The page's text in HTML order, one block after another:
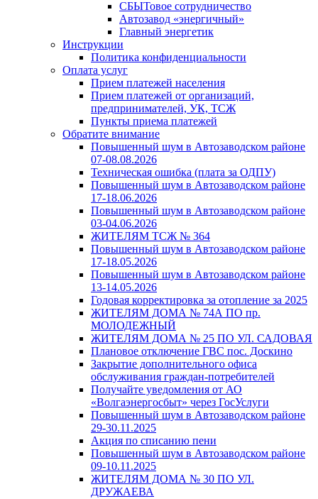
СБЫТовое сотрудничество
Автозавод «энергичный»
Главный энергетик
Инструкции
Политика конфиденциальности
Оплата услуг
Прием платежей населения
Прием платежей от организаций,
предпринимателей, УК, ТСЖ
Пункты приема платежей
Обратите внимание
Повышенный шум в Автозаводском районе
07-08.08.2026
Техническая ошибка (плата за ОДПУ)
Повышенный шум в Автозаводском районе
17-18.06.2026
Повышенный шум в Автозаводском районе
03-04.06.2026
ЖИТЕЛЯМ ТСЖ № 364
Повышенный шум в Автозаводском районе
17-18.05.2026
Повышенный шум в Автозаводском районе
13-14.05.2026
Годовая корректировка за отопление за 2025
ЖИТЕЛЯМ ДОМА № 74А ПО пр.
МОЛОДЕЖНЫЙ
ЖИТЕЛЯМ ДОМА № 25 ПО УЛ. САДОВАЯ
Плановое отключение ГВС пос. Доскино
Закрытие дополнительного офиса
обслуживания граждан-потребителей
Получайте уведомления от АО
«Волгаэнергосбыт» через ГосУслуги
Повышенный шум в Автозаводском районе
29-30.11.2025
Акция по списанию пени
Повышенный шум в Автозаводском районе
09-10.11.2025
ЖИТЕЛЯМ ДОМА № 30 ПО УЛ.
ДРУЖАЕВА